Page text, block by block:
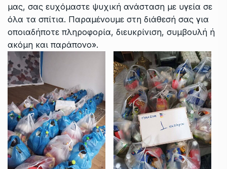
μας, σας ευχόμαστε ψυχική ανάσταση με υγεία σε
όλα τα σπίτια. Παραμένουμε στη διάθεσή σας για
οποιαδήποτε πληροφορία, διευκρίνιση, συμβουλή ή
ακόμη και παράπονο».